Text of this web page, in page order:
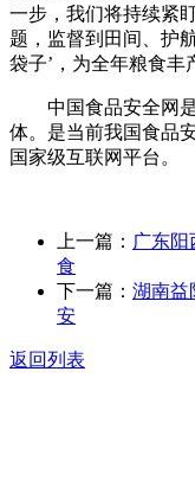
一步，我们将持续紧
题，监督到田间、护
袋子’，为全年粮食丰
中国食品安全网是
体。是当前我国食品
国家级互联网平台。
上一篇： 广东阳
食
下一篇： 湖南益
安
返回列表